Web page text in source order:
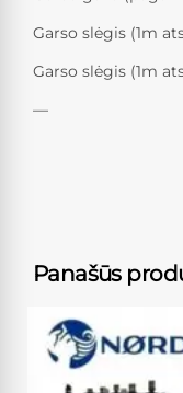
Garso slėgis (1m
Garso slėgis (1m
—
Panašūs